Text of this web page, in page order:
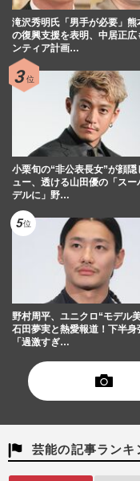
の残
週刊女
愛子
海』
術家
週刊女
滝沢秀明氏「男手が必要」熊
の復興支援を表明、中居正広
ンティア計画…
小栗旬の“非公表長女”が顔隠
ュー、透ける山田優の「スー
デルに」野…
野村周平、ユニクロ“モデル
石田夢実と熱愛報道！下半身
「過激すぎ…
芸能の記事ランキ